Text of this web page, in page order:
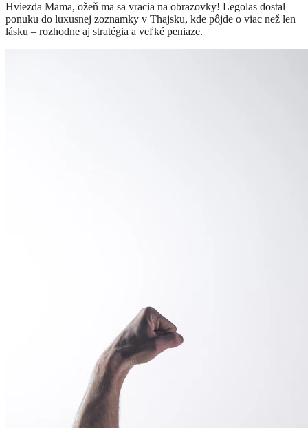
Hviezda Mama, ožeň ma sa vracia na obrazovky! Legolas dostal
ponuku do luxusnej zoznamky v Thajsku, kde pôjde o viac než len
lásku – rozhodne aj stratégia a veľké peniaze.